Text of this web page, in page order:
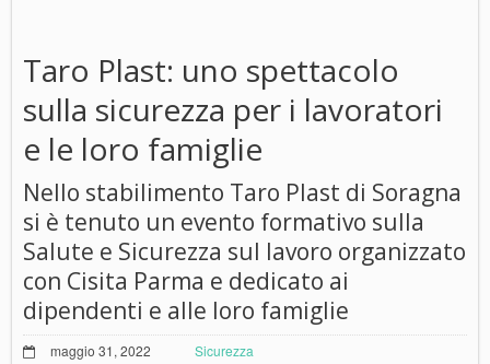
Taro Plast: uno spettacolo
sulla sicurezza per i lavoratori
e le loro famiglie
Nello stabilimento Taro Plast di Soragna
si è tenuto un evento formativo sulla
Salute e Sicurezza sul lavoro organizzato
con Cisita Parma e dedicato ai
dipendenti e alle loro famiglie
maggio 31, 2022 Sicurezza